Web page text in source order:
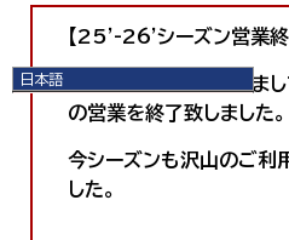
日本語
繁體中文
【25'-26'シーズン営業終
3月8日（日曜）をもち
の営業を終了致しました。
今シーズンも沢山のご利
した。